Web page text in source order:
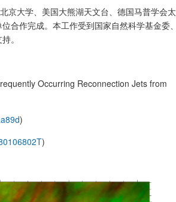
京大学、美国大熊湖天文台、德国马普学会太
合作完成。本工作受到国家自然科学基金委、
。
Occurring Reconnection Jets from
)
)